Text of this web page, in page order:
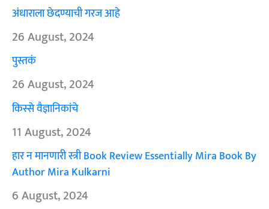
अंधाराला छेदण्याची गरज आहे
26 August, 2024
पुस्तकं
26 August, 2024
किस्से वैज्ञानिकांचे
11 August, 2024
हार न मानणारी स्त्री Book Review Essentially Mira Book By
Author Mira Kulkarni
6 August, 2024